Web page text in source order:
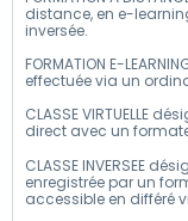
distance, en e-
inversée.
FORMATION E-
effectuée via un
CLASSE VIRTUELLE
direct avec un
CLASSE INVERSEE
enregistrée par un
accessible en différé